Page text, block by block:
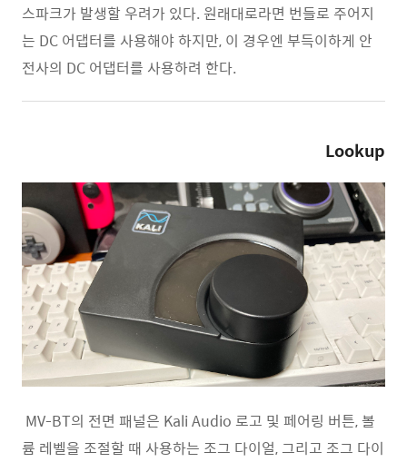
스파크가 발생할 우려가 있다. 원래대로라면 번들로 주어지
는 DC 어댑터를 사용해야 하지만, 이 경우엔 부득이하게 안
전사의 DC 어댑터를 사용하려 한다.
Lookup
MV-BT의 전면 패널은 Kali Audio 로고 및 페어링 버튼, 볼
륨 레벨을 조절할 때 사용하는 조그 다이얼, 그리고 조그 다이